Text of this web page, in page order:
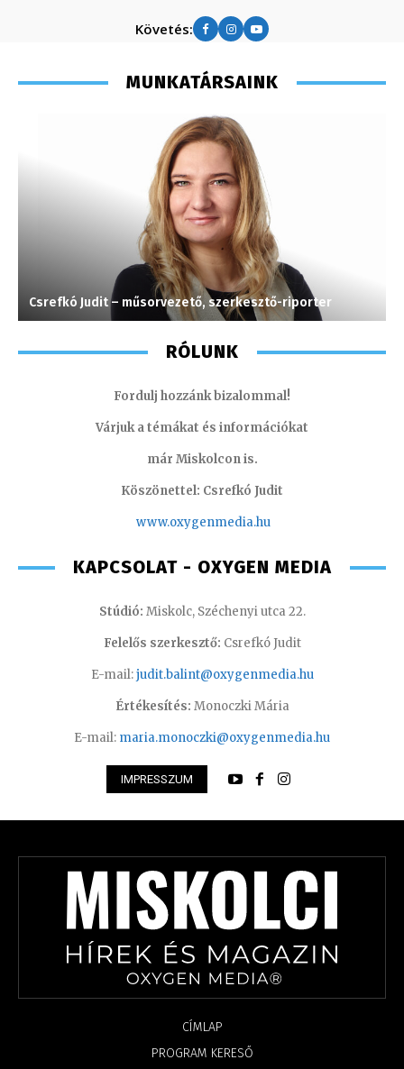
Követés:
MUNKATÁRSAINK
Csrefkó Judit – műsorvezető, szerkesztő-riporter
RÓLUNK
Fordulj hozzánk bizalommal!
Várjuk a témákat és információkat
már Miskolcon is.
Köszönettel: Csrefkó Judit
www.oxygenmedia.hu
KAPCSOLAT - OXYGEN MEDIA
Stúdió: Miskolc, Széchenyi utca 22.
Felelős szerkesztő: Csrefkó Judit
E-mail:judit.balint@oxygenmedia.hu
Értékesítés: Monoczki Mária
E-mail: maria.monoczki@oxygenmedia.hu
IMPRESSZUM
CÍMLAP
PROGRAM KERESŐ